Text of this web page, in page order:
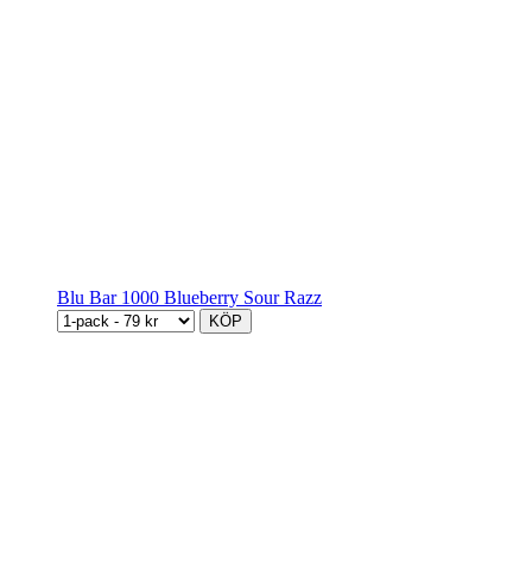
Blu Bar 1000 Blueberry Sour Razz
KÖP